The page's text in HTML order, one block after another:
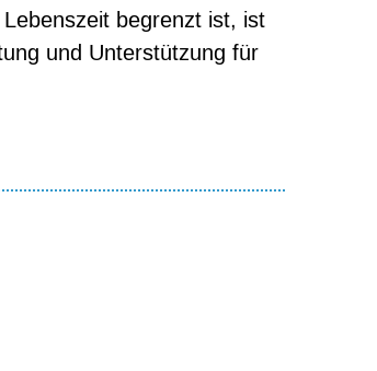
begrenzt ist, ist
und Unterstützung für